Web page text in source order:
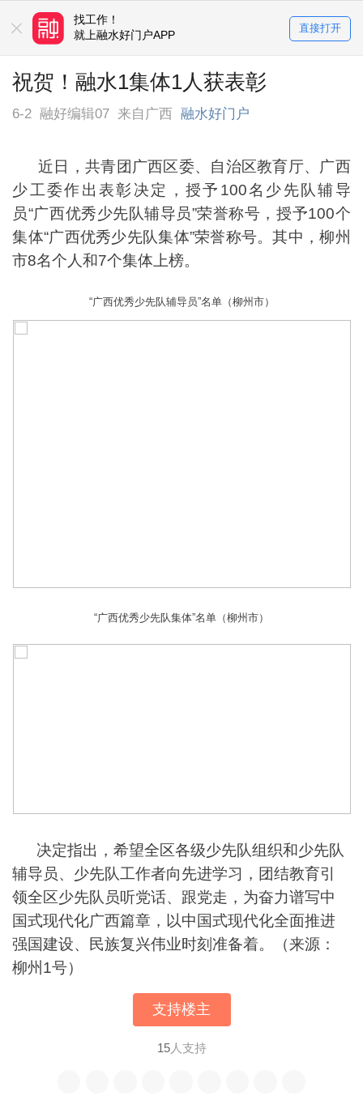
台
找工作！
就上融水好门户APP
买房卖房！
就上融水好门户APP
直接打开
祝贺！融水1集体1人获表彰
6-2 融好编辑07 来自广西 融水好门户
近日，共青团广西区委、自治区教育厅、广西
少工委作出表彰决定，授予100名少先队辅导
员“广西优秀少先队辅导员”荣誉称号，授予100个
集体“广西优秀少先队集体”荣誉称号。其中，柳州
市8名个人和7个集体上榜。
“广西优秀少先队辅导员”名单（柳州市）
“广西优秀少先队集体”名单（柳州市）
决定指出，希望全区各级少先队组织和少先队
辅导员、少先队工作者向先进学习，团结教育引
领全区少先队员听党话、跟党走，为奋力谱写中
国式现代化广西篇章，以中国式现代化全面推进
强国建设、民族复兴伟业时刻准备着。（来源：
柳州1号）
支持楼主
15人支持